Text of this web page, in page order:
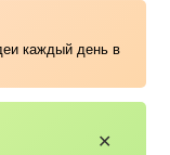
каждый день в
✕